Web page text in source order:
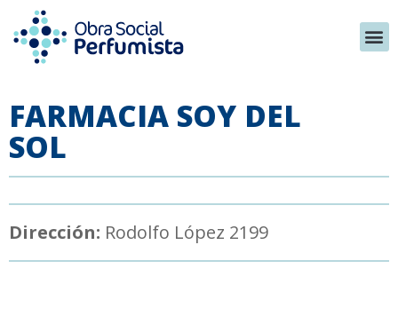
FARMACIA SOY DEL
SOL
Dirección: Rodolfo López 2199